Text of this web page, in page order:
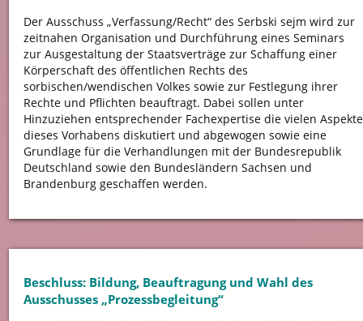
Der Ausschuss „Verfassung/Recht“ des Serbski sejm wird zur
zeitnahen Organisation und Durchführung eines Seminars
zur Ausgestaltung der Staatsverträge zur Schaffung einer
Körperschaft des öffentlichen Rechts des
sorbischen/wendischen Volkes sowie zur Festlegung ihrer
Rechte und Pflichten beauftragt. Dabei sollen unter
Hinzuziehen entsprechender Fachexpertise die vielen Aspekte
dieses Vorhabens diskutiert und abgewogen sowie eine
Grundlage für die Verhandlungen mit der Bundesrepublik
Deutschland sowie den Bundesländern Sachsen und
Brandenburg geschaffen werden.
Beschluss: Bildung, Beauftragung und Wahl des
Ausschusses „Prozessbegleitung“